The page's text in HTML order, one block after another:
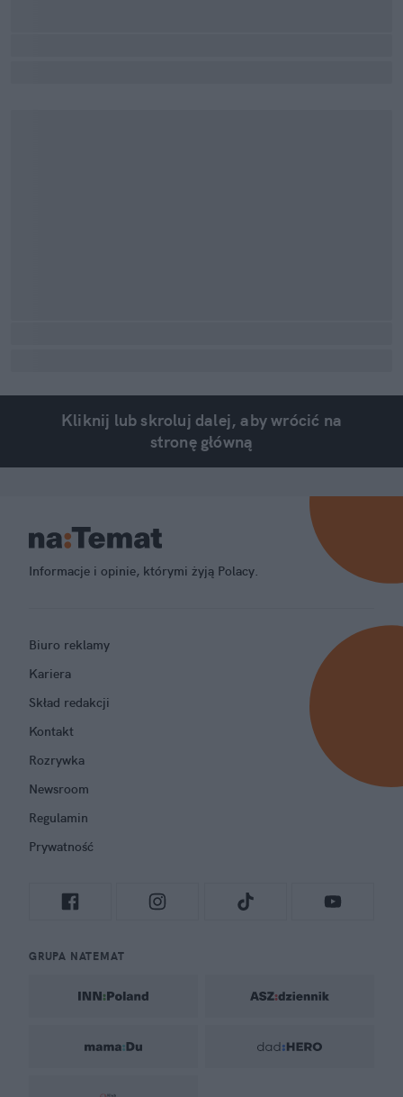
Kliknij lub skroluj dalej, aby wrócić na
stronę główną
Informacje i opinie, którymi żyją Polacy.
Biuro reklamy
Kariera
Skład redakcji
Kontakt
Rozrywka
Newsroom
Regulamin
Prywatność
GRUPA NATEMAT